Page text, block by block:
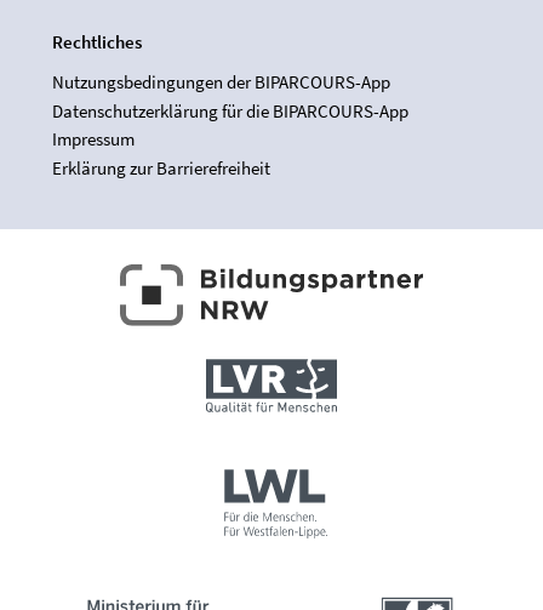
Rechtliches
Nutzungsbedingungen der BIPARCOURS-App
Datenschutzerklärung für die BIPARCOURS-App
Impressum
Erklärung zur Barrierefreiheit